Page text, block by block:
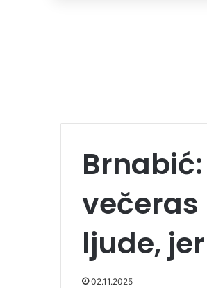
večeras
ljude,
02.11.2025